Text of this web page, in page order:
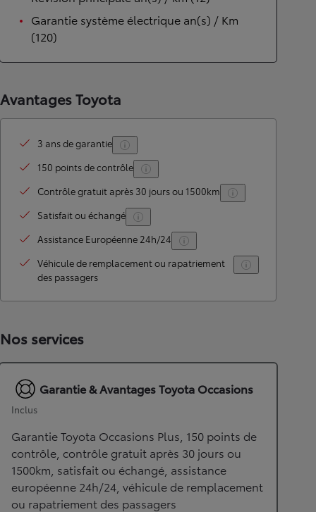
Garantie système électrique an(s) / Km
(120)
Avantages Toyota
3 ans de garantie
150 points de contrôle
Contrôle gratuit après 30 jours ou 1500km
Satisfait ou échangé
Assistance Européenne 24h/24
Véhicule de remplacement ou rapatriement
des passagers
Nos services
Garantie & Avantages Toyota Occasions
Inclus
Garantie Toyota Occasions Plus, 150 points de
contrôle, contrôle gratuit après 30 jours ou
1500km, satisfait ou échangé, assistance
européenne 24h/24, véhicule de remplacement
ou rapatriement des passagers